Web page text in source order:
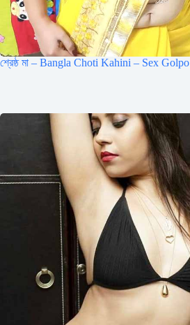
শ্রেষ্ঠ মা – Bangla Choti Kahini – Sex Golpo